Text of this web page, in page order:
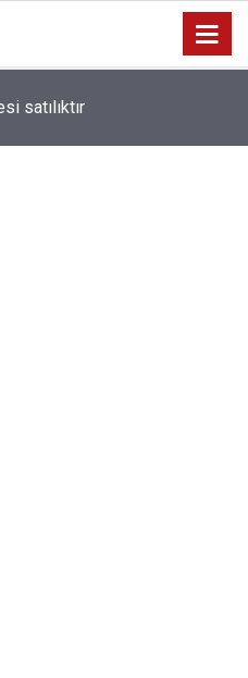
satılıktır